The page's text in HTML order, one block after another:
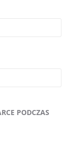
PODCZAS